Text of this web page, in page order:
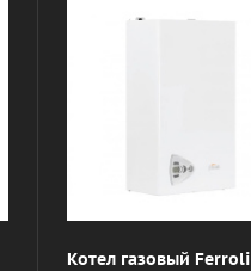
Котел газовый Ferroli